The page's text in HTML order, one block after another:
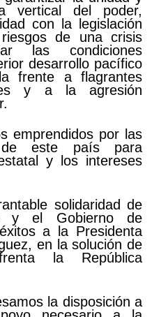
vertical del poder,
con la legislación
de una crisis
las condiciones
desarrollo pacífico
frente a flagrantes
y a la agresión
emprendidos por las
de este país para
y los intereses
solidaridad de
y el Gobierno de
a la Presidenta
en la solución de
la República
la disposición a